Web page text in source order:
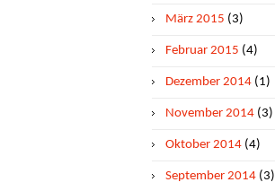
März 2015 (3)
Februar 2015 (4)
Dezember 2014 (1)
November 2014 (3)
Oktober 2014 (4)
September 2014 (3)